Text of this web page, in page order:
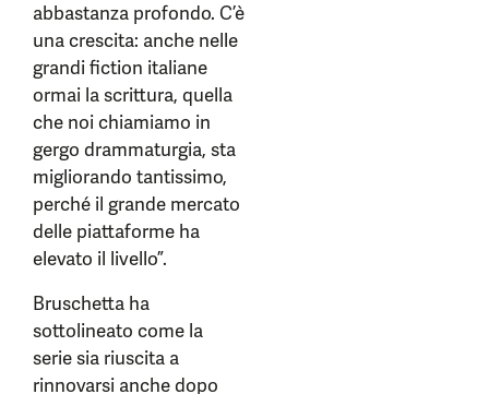
abbastanza profondo. C’è
una crescita: anche nelle
grandi fiction italiane
ormai la scrittura, quella
che noi chiamiamo in
gergo drammaturgia, sta
migliorando tantissimo,
perché il grande mercato
delle piattaforme ha
elevato il livello”.
Bruschetta ha
sottolineato come la
serie sia riuscita a
rinnovarsi anche dopo